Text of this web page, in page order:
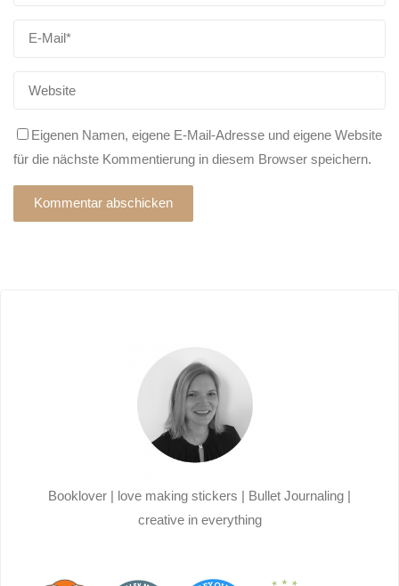
Eigenen Namen, eigene E-Mail-Adresse und eigene Website
für die nächste Kommentierung in diesem Browser speichern.
Booklover | love making stickers | Bullet Journaling |
creative in everything